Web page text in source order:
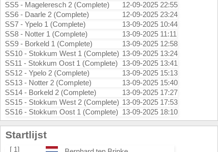
SS5 - Mageleresch 2 (Complete)
12-09-2025 22:55
SS6 - Daarle 2 (Complete)
12-09-2025 23:24
SS7 - Ypelo 1 (Complete)
13-09-2025 10:44
SS8 - Notter 1 (Complete)
13-09-2025 11:11
SS9 - Borkeld 1 (Complete)
13-09-2025 12:58
SS10 - Stokkum West 1 (Complete) 13-09-2025 13:24
SS11 - Stokkum Oost 1 (Complete)
13-09-2025 13:41
SS12 - Ypelo 2 (Complete)
13-09-2025 15:13
SS13 - Notter 2 (Complete)
13-09-2025 15:40
SS14 - Borkeld 2 (Complete)
13-09-2025 17:27
SS15 - Stokkum West 2 (Complete) 13-09-2025 17:53
SS16 - Stokkum Oost 1 (Complete) 13-09-2025 18:10
Startlijst
[ 1]